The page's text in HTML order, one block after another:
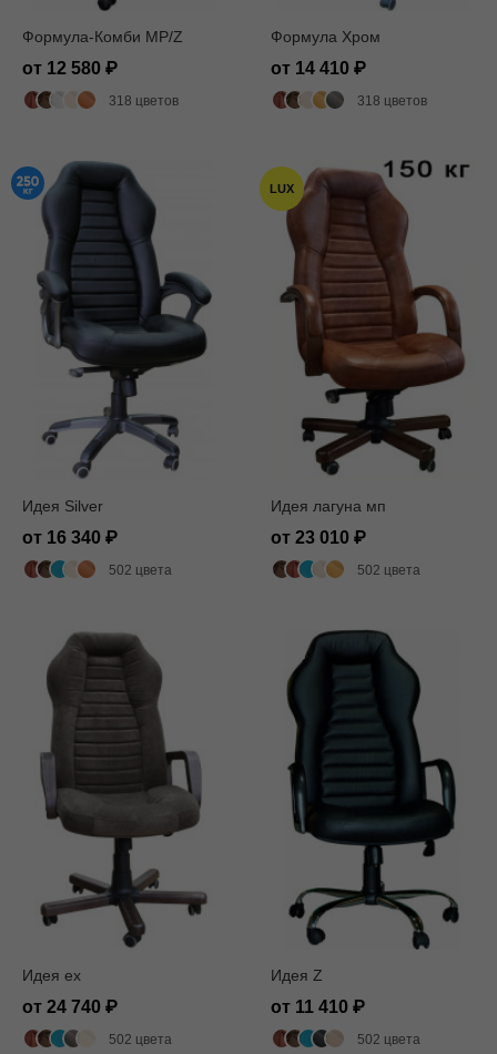
Формула-Комби MP/Z
от 12 580
318 цветов
Формула Хром
от 14 410
318 цветов
Идея Silver
от 16 340
502 цвета
LUX
Идея лагуна мп
от 23 010
502 цвета
Идея ех
от 24 740
502 цвета
Идея Z
от 11 410
502 цвета